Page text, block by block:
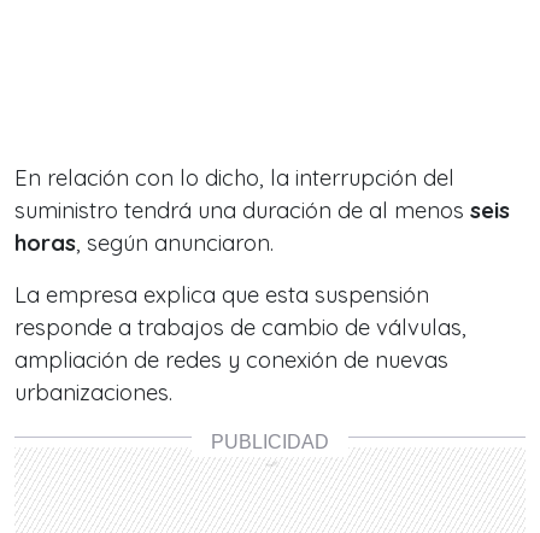
En relación con lo dicho, la interrupción del
suministro tendrá una duración de al menos seis
horas, según anunciaron.
La empresa explica que esta suspensión
responde a trabajos de cambio de válvulas,
ampliación de redes y conexión de nuevas
urbanizaciones.